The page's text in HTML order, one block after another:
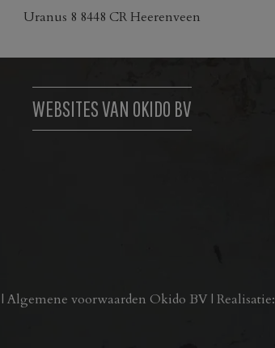
worden
de
productpagina
Uranus 8 8448 CR Heerenveen
WEBSITES VAN OKIDO BV
| Algemene voorwaarden Okido BV | Realisatie: